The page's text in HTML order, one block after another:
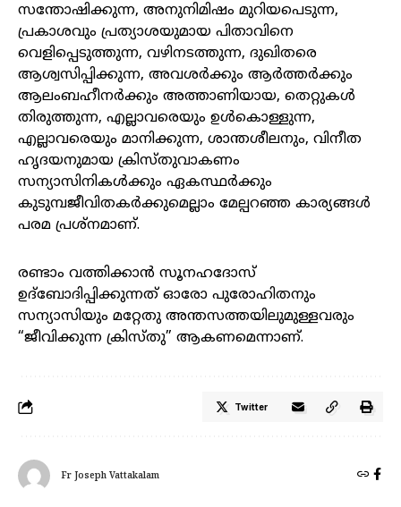
സന്തോഷിക്കുന്ന, അനുനിമിഷം മുറിയപെടുന്ന,
പ്രകാശവും പ്രത്യാശയുമായ പിതാവിനെ
വെളിപ്പെടുത്തുന്ന, വഴിനടത്തുന്ന, ദുഖിതരെ
ആശ്വസിപ്പിക്കുന്ന, അവശർക്കും ആർത്തർക്കും
ആലംബഹീനർക്കും അത്താണിയായ, തെറ്റുകൾ
തിരുത്തുന്ന, എല്ലാവരെയും ഉൾകൊള്ളുന്ന,
എല്ലാവരെയും മാനിക്കുന്ന, ശാന്തശീലനും, വിനീത
ഹൃദയനുമായ ക്രിസ്തുവാകണം
സന്യാസിനികൾക്കും ഏകസ്ഥർക്കും
കുടുമ്പജീവിതകർക്കുമെല്ലാം മേല്പറഞ്ഞ കാര്യങ്ങൾ
പരമ പ്രശ്നമാണ്.
രണ്ടാം വത്തിക്കാൻ സൂനഹദോസ്
ഉദ്ബോദിപ്പിക്കുന്നത് ഓരോ പുരോഹിതനും
സന്യാസിയും മറ്റേതു അന്തസത്തയിലുമുള്ളവരും
“ജീവിക്കുന്ന ക്രിസ്തു” ആകണമെന്നാണ്.
Twitter
Fr Joseph Vattakalam